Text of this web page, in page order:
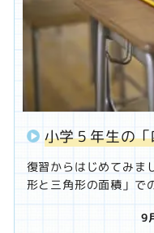
小学５年生の
復習からはじめてみま
形と三角形の面積」で
9